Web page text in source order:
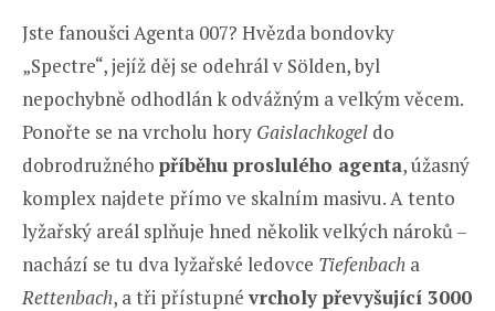
Jste fanoušci Agenta 007? Hvězda bondovky
„Spectre“, jejíž děj se odehrál v Sölden, byl
nepochybně odhodlán k odvážným a velkým věcem.
Ponořte se na vrcholu hory Gaislachkogel do
dobrodružného příběhu proslulého agenta, úžasný
komplex najdete přímo ve skalním masivu. A tento
lyžařský areál splňuje hned několik velkých nároků –
nachází se tu dva lyžařské ledovce Tiefenbach a
Rettenbach, a tři přístupné vrcholy převyšující 3000